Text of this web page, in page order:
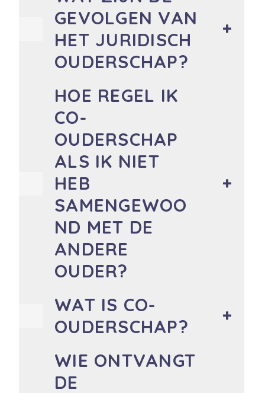
GEVOLGEN VAN
HET JURIDISCH
OUDERSCHAP?
HOE REGEL IK
CO-
OUDERSCHAP
ALS IK NIET
HEB
SAMENGEWOO
ND MET DE
ANDERE
OUDER?
WAT IS CO-
OUDERSCHAP?
WIE ONTVANGT
DE